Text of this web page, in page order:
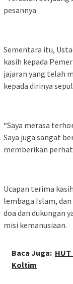
pesannya.
Sementara itu,
kasih kepada
jajaran yang telah
kepada dirinya
“Saya merasa
Saya juga sangat
memberikan
Ucapan terima
lembaga Islam,
doa dan dukungan
misi kemanusiaan.
Baca Juga:
Koltim